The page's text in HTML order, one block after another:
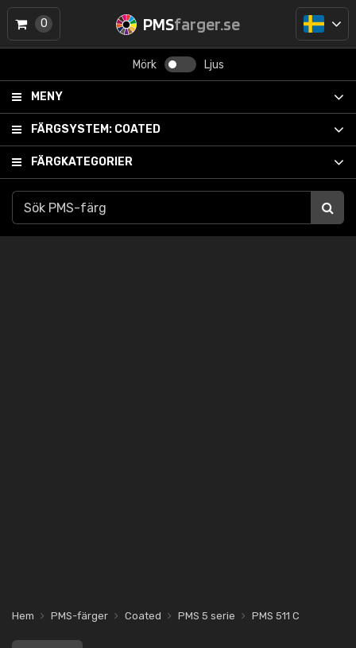
PMSfarger.se
Mörk Ljus
MENY
FÄRGSYSTEM: COATED
FÄRGKATEGORIER
0
Hem PMS-färger Coated PMS 5 serie PMS 511 C